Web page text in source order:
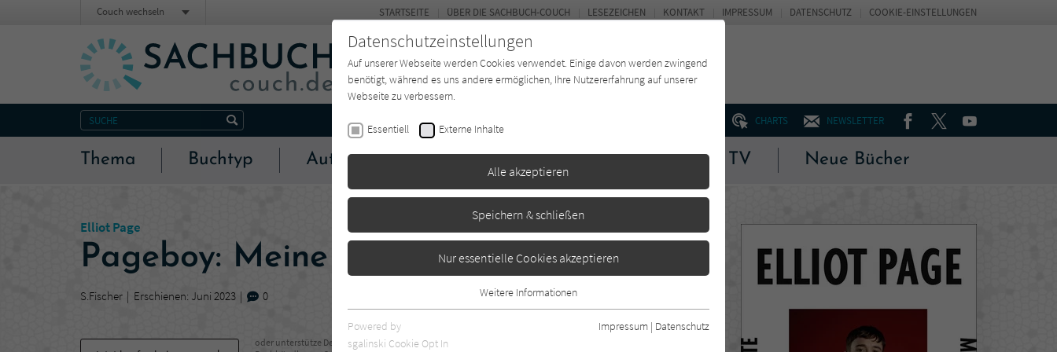
CHARTS NEWSLETTER FACEBOOKTWITTERYOUTUBE
Thema Buchtyp Autor*in Verlage Magazin Kino & TV Neue Bücher
STARTSEITE ÜBER DIE SACHBUCH-COUCH LESEZEICHEN KONTAKT IMPRESSUM DATENSCHUTZ COOKIE-EINSTELLUNGEN
Couch wechseln
Elliot Page
Pageboy: Meine Geschichte
S.Fischer Erschienen: Juni 2023 0
oder unterstütze Deinen
Datenschutzeinstellungen
Auf unserer Webseite werden Cookies verwendet. Einige davon werden zwingend
benötigt, während es uns andere ermöglichen, Ihre Nutzererfahrung auf unserer
Webseite zu verbessern.
Essentiell Externe Inhalte
Alle akzeptieren
Speichern & schließen
Nur essentielle Cookies akzeptieren
Essentielle Cookies werden für grundlegende Funktionen der Webseite
benötigt. Dadurch ist gewährleistet, dass die Webseite einwandfrei
Weitere Informationen
Powered by
sgalinski Cookie Opt In
Impressum | Datenschutz